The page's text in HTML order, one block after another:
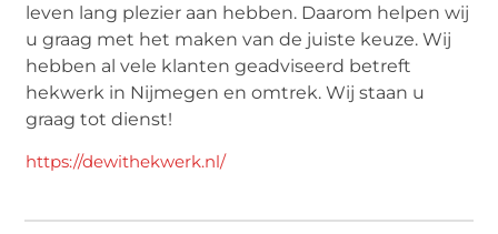
leven lang plezier aan hebben. Daarom helpen wij
u graag met het maken van de juiste keuze. Wij
hebben al vele klanten geadviseerd betreft
hekwerk in Nijmegen en omtrek. Wij staan u
graag tot dienst!
https://dewithekwerk.nl/